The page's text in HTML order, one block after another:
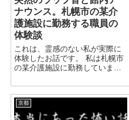
ナウンス。札幌市の某介
護施設に勤務する職員の
体験談
これは、霊感のない私が実際に
体験したお話です。 私は札幌市
の某介護施設に勤務していま
が、以前夜勤に入っていたとき
に起きた実体験になります。 夜
勤に入って1年くらいたったある
日、私はそれまで...
京都